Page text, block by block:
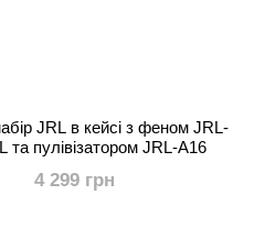
JRL в кейсі з феном JRL-
та пулівізатором JRL-A16
4 299 грн